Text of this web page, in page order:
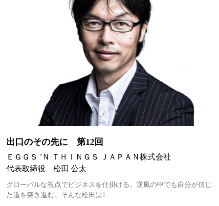
出口のその先に 第12回
ＥＧＧＳ ’Ｎ ＴＨＩＮＧＳ ＪＡＰＡＮ株式会社
代表取締役 松田 公太
グローバルな視点でビジネスを仕掛ける。逆風の中でも自分が信じ
た道を突き進む。そんな松田は1...